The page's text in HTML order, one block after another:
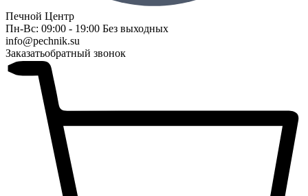
Печной Центр
Пн-Вс: 09:00 - 19:00 Без выходных
info@pechnik.su
Заказатьобратный звонок